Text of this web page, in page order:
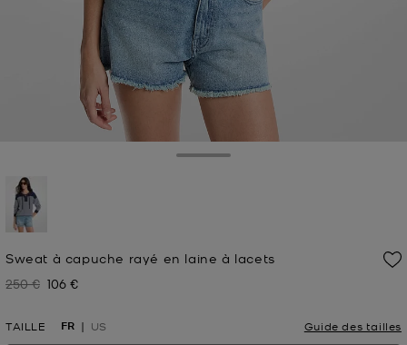
Sweat à capuche rayé en laine à lacets
Prix initial
250 € Prix actuel
106 €
TAILLE FR US Guide des tailles